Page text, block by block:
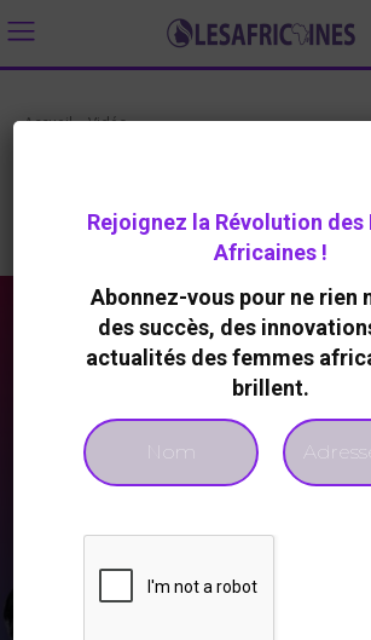
Accueil Vidéo
Africaine à la Une AGENDA ARTS
pour la Paix en Casamance
Rejoignez la Révolution des
Africaines !
Abonnez-vous pour ne rien
des succès, des
actualités des femmes
brillent.